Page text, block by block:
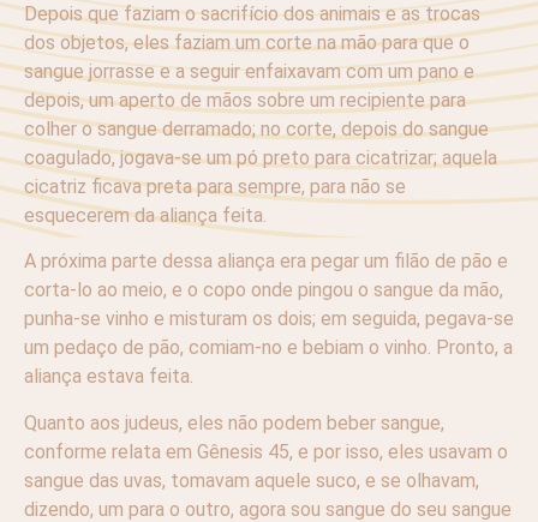
Depois que faziam o sacrifício dos animais e as trocas
dos objetos, eles faziam um corte na mão para que o
sangue jorrasse e a seguir enfaixavam com um pano e
depois, um aperto de mãos sobre um recipiente para
colher o sangue derramado; no corte, depois do sangue
coagulado, jogava-se um pó preto para cicatrizar; aquela
cicatriz ficava preta para sempre, para não se
esquecerem da aliança feita.
A próxima parte dessa aliança era pegar um filão de pão e
corta-lo ao meio, e o copo onde pingou o sangue da mão,
punha-se vinho e misturam os dois; em seguida, pegava-se
um pedaço de pão, comiam-no e bebiam o vinho. Pronto, a
aliança estava feita.
Quanto aos judeus, eles não podem beber sangue,
conforme relata em Gênesis 45, e por isso, eles usavam o
sangue das uvas, tomavam aquele suco, e se olhavam,
dizendo, um para o outro, agora sou sangue do seu sangue